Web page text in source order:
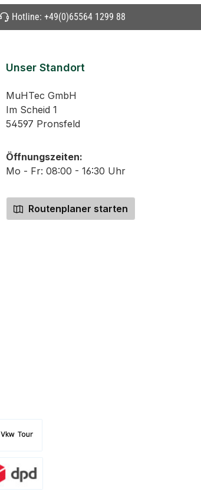
Hotline:+49(0)65564 1299 88
Unser Standort
MuHTec GmbH
Im Scheid 1
54597 Pronsfeld
Öffnungszeiten:
Mo - Fr: 08:00 - 16:30 Uhr
Routenplaner starten